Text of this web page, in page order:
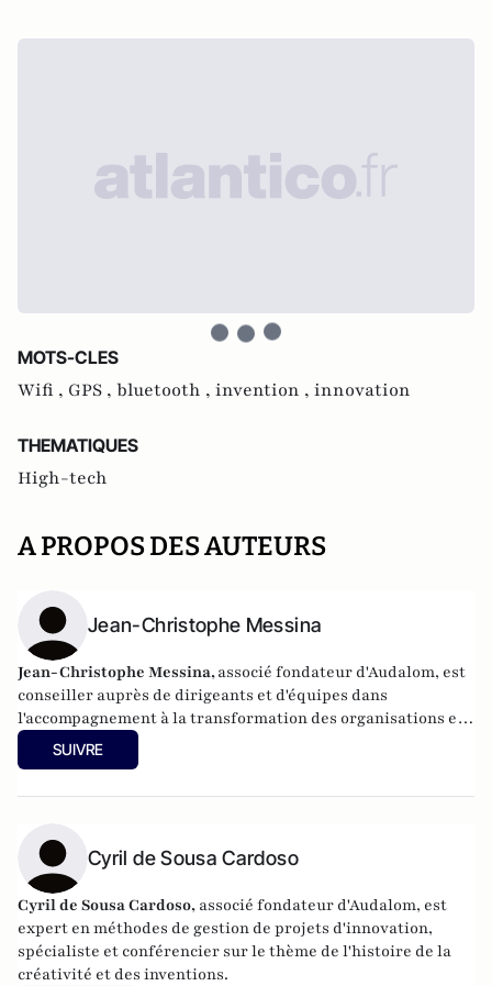
MOTS-CLES
Wifi , GPS , bluetooth , invention , innovation
THEMATIQUES
High-tech
A PROPOS DES AUTEURS
Jean-Christophe Messina
Jean-Christophe Messina,associé fondateur d'Audalom, est
conseiller auprès de dirigeants et d'équipes dans
l'accompagnement à la transformation des organisations et
des territoires par l'intelligence collective.
SUIVRE
Cyril de Sousa Cardoso
Cyril de Sousa Cardoso, associé fondateur d'Audalom, est
expert en méthodes de gestion de projets d'innovation,
spécialiste et conférencier sur le thème de l'histoire de la
créativité et des inventions.